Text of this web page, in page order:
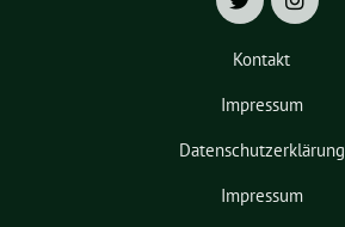
Kontakt
Impressum
Datenschutzerklärung
Impressum